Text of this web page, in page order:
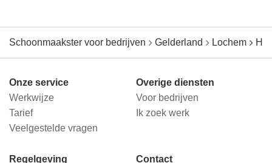
Schoonmaakster voor bedrijven Gelderland Lochem
Onze service
Werkwijze
Tarief
Veelgestelde vragen
Overige diensten
Voor bedrijven
Ik zoek werk
Regelgeving Contact